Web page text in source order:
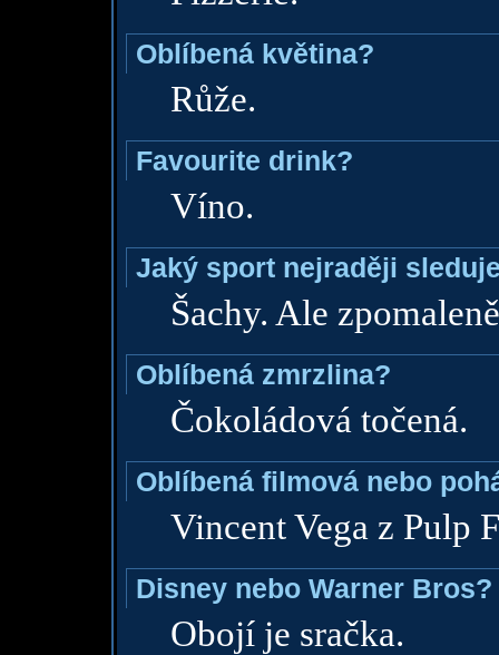
Oblíbená květina?
Růže.
Favourite drink?
Víno.
Jaký sport nejraději
Šachy. Ale
Oblíbená zmrzlina?
Čokoládová točená.
Oblíbená filmová nebo
Vincent Vega z Pulp
Disney nebo Warner Bros?
Obojí je sračka.